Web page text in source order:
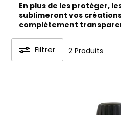
En plus de les protéger,
sublimeront vos
complètement
Filtrer 2 Produits